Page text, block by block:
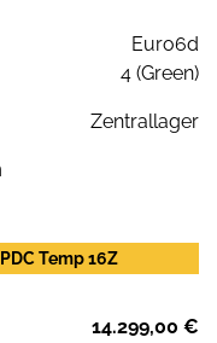
Euro6d
4 (Green)
Zentrallager
Temp 16Z
14.299,00 €